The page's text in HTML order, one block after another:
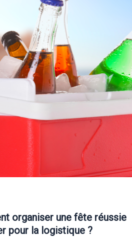
organiser une fête réussie
pour la logistique ?